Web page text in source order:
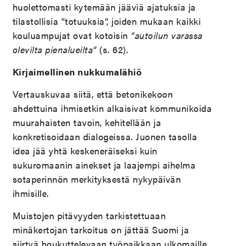
huolettomasti kytemään jääviä ajatuksia ja
tilastollisia ”totuuksia”, joiden mukaan kaikki
kouluampujat ovat kotoisin ”autoilun varassa
olevilta pienalueilta”(s. 62).
Kirjaimellinen nukkumalähiö
Vertauskuvaa siitä, että betonikekoon
ahdettuina ihmisetkin alkaisivat kommunikoida
muurahaisten tavoin, kehitellään ja
konkretisoidaan dialogeissa. Juonen tasolla
idea jää yhtä keskeneräiseksi kuin
sukuromaanin ainekset ja laajempi aihelma
sotaperinnön merkityksestä nykypäivän
ihmisille.
Muistojen pitävyyden tarkistettuaan
minäkertojan tarkoitus on jättää Suomi ja